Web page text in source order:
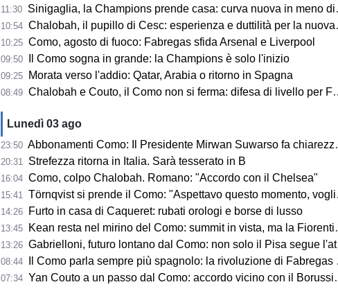
11:30 Sinigaglia, la Champions prende casa: curva nuova in meno di 80 giorni
10:54 Chalobah, il pupillo di Cesc: esperienza e duttilità per la nuova difesa
10:25 Como, agosto di fuoco: Fabregas sfida Arsenal e Liverpool
09:50 Il Como sogna in grande: la Champions è solo l'inizio
09:25 Morata verso l'addio: Qatar, Arabia o ritorno in Spagna
08:49 Chalobah e Couto, il Como non si ferma: difesa di livello per Fabregas
Lunedì 03 ago
23:50 Abbonamenti Como: Il Presidente Mirwan Suwarso fa chiarezza sulle nuove regole
20:31 Strefezza ritorna in Italia. Sarà tesserato in B
16:04 Como, colpo Chalobah. Romano: "Accordo con il Chelsea"
15:41 Törnqvist si prende il Como: "Aspettavo questo momento, voglio aiutare la squadra"
14:26 Furto in casa di Caqueret: rubati orologi e borse di lusso
13:45 Kean resta nel mirino del Como: summit in vista, ma la Fiorentina aspetta il sostituto
13:26 Gabrielloni, futuro lontano dal Como: non solo il Pisa segue l'attaccante
08:44 Il Como parla sempre più spagnolo: la rivoluzione di Fabregas continua
07:34 Yan Couto a un passo dal Como: accordo vicino con il Borussia Dortmund